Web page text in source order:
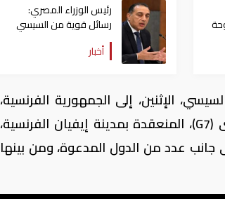
رئيس الوزراء المصري:
رسائل قوية من السيسي
خلال قمة مجموعة السبع
أخبار
الإثنين، إلى الجمهورية الفرنسية،
للمشاركة في أعمال قمة مجموعة الدول السبع الصناعية الكبرى (G7)، المنعقدة بمدينة إيفيان الفرنسية،
عدد من الدول المدعوة، ومن بينها